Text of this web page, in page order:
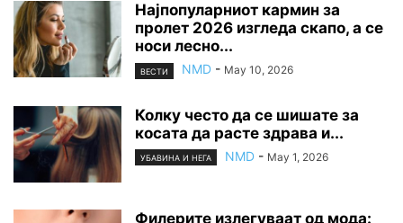
Најпопуларниот кармин за
пролет 2026 изгледа скапо, а се
носи лесно...
ВЕСТИ NMD - May 10, 2026
Колку често да се шишате за
косата да расте здрава и...
УБАВИНА И НЕГА NMD - May 1, 2026
Филерите излегуваат од мода: